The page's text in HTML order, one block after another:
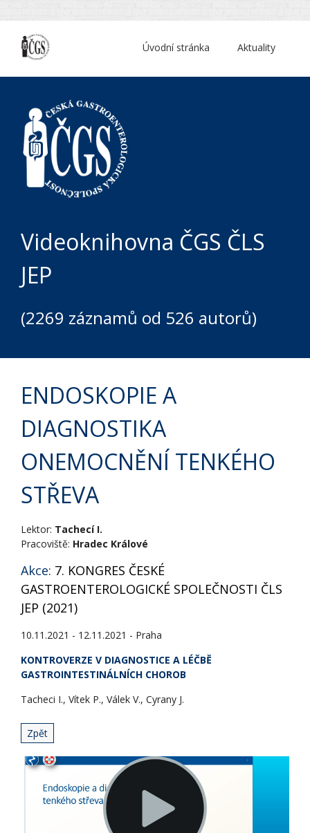
Aktuality
Úvodní stránka
Videoknihovna ČGS ČLS
JEP
(2269 záznamů od 526 autorů)
ENDOSKOPIE A
DIAGNOSTIKA
ONEMOCNĚNÍ TENKÉHO
STŘEVA
Lektor: Tachecí I.
Pracoviště: Hradec Králové
Akce: 7. KONGRES ČESKÉ
GASTROENTEROLOGICKÉ SPOLEČNOSTI ČLS
JEP (2021)
10.11.2021 - 12.11.2021 - Praha
KONTROVERZE V DIAGNOSTICE A LÉČBĚ
GASTROINTESTINÁLNÍCH CHOROB
Tacheci I., Vítek P., Válek V., Cyrany J.
Zpět